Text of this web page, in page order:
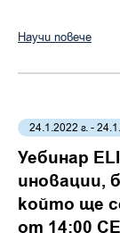
Научи повече
24.1.2022 г. -
Уебинар
иновации,
който ще
от 14:00